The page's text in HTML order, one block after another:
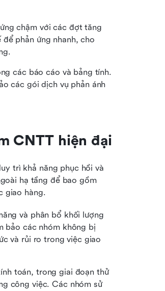
chậm với các đợt tăng
phản ứng nhanh, cho
các báo cáo và bảng tính.
các gói dịch vụ phản ánh
CNTT hiện đại
trì khả năng phục hồi và
hạ tầng để bao gồm
giao hàng.
và phân bổ khối lượng
bảo các nhóm không bị
và rủi ro trong việc giao
toán, trong giai đoạn thử
công việc. Các nhóm sử